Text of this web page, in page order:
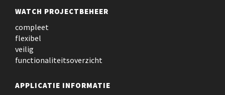
WATCH PROJECTBEHEER
compleet
flexibel
veilig
functionaliteitsoverzicht
APPLICATIE INFORMATIE